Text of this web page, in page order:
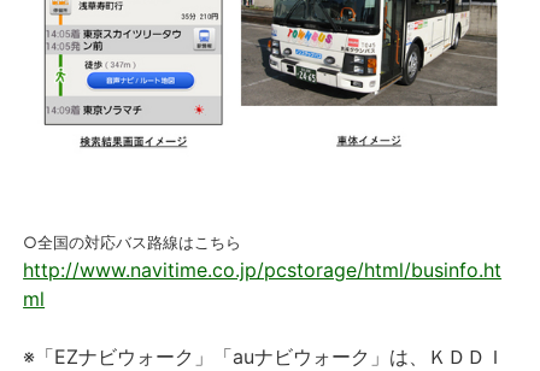
○全国の対応バス路線はこちら
http://www.navitime.co.jp/pcstorage/html/businfo.ht
ml
※「EZナビウォーク」「auナビウォーク」は、ＫＤＤＩ